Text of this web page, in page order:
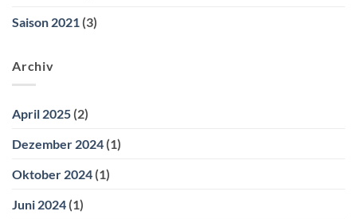
Saison 2021 (3)
Archiv
April 2025 (2)
Dezember 2024 (1)
Oktober 2024 (1)
Juni 2024 (1)